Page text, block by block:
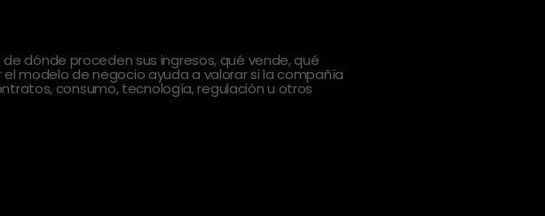
dónde proceden sus ingresos, qué vende, qué
modelo de negocio ayuda a valorar si la compañía
consumo, tecnología, regulación u otros